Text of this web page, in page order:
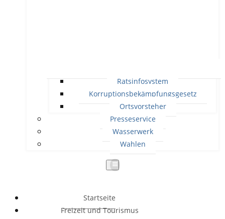
Ratsinfosystem
Korruptionsbekämpfungsgesetz
Ortsvorsteher
Presseservice
Wasserwerk
Wahlen
Startseite
Freizeit und Tourismus